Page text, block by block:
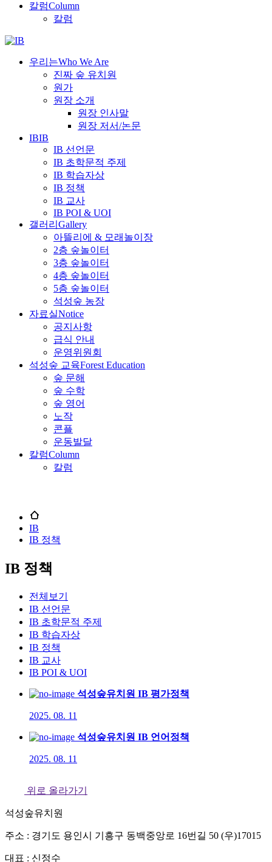
칼럼Column
칼럼
우리는Who We Are
진짜 숲 유치원
원가
원장 소개
원장 인사말
원장 저서/논문
IBIB
IB 선언문
IB 초학문적 주제
IB 학습자상
IB 정책
IB 교사
IB POI & UOI
갤러리 Gallery
아뜰리에 & 모래놀이장
2층 숲놀이터
3층 숲놀이터
4층 숲놀이터
5층 숲놀이터
석성숲 농장
자료실Notice
공지사항
급식 안내
운영위원회
석성숲 교육Forest Education
숲 문해
숲 수학
숲 영어
노작
콘플
운동발달
칼럼Column
칼럼
IB
IB 정책
IB 정책
전체보기
IB 선언문
IB 초학문적 주제
IB 학습자상
IB 정책
IB 교사
IB POI & UOI
석성숲유치원 IB 평가정책
2025. 08. 11
석성숲유치원 IB 언어정책
2025. 08. 11
위로 올라가기
석성숲유치원
주소 : 경기도 용인시 기흥구 동백중앙로 16번길 50 (우)17015
대표 : 신정수